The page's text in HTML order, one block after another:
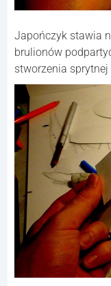
Japończyk stawia
brulionów
stworzenia sprytnej